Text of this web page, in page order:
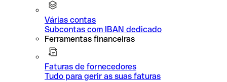
Várias contas
Subcontas com IBAN dedicado
Ferramentas financeiras
Faturas de fornecedores
Tudo para gerir as suas faturas